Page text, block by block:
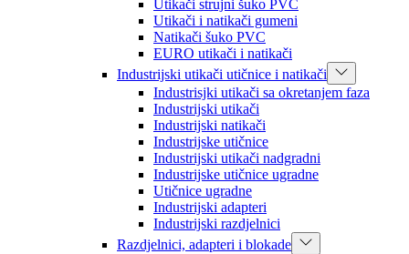
Utikači strujni šuko PVC
Utikači i natikači gumeni
Natikači šuko PVC
EURO utikači i natikači
Industrijski utikači utičnice i natikači
Industrisjki utikači sa okretanjem faza
Industrijski utikači
Industrijski natikači
Industrijske utičnice
Industrijski utikači nadgradni
Industrijske utičnice ugradne
Utičnice ugradne
Industrijski adapteri
Industrijski razdjelnici
Razdjelnici, adapteri i blokade